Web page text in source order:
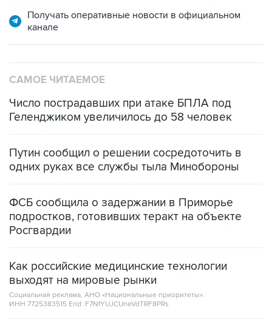
Получать оперативные новости в официальном
канале
САМОЕ ЧИТАЕМОЕ
Число пострадавших при атаке БПЛА под
Геленджиком увеличилось до 58 человек
Путин сообщил о решении сосредоточить в
одних руках все службы тыла Минобороны
ФСБ сообщила о задержании в Приморье
подростков, готовивших теракт на объекте
Росгвардии
Как российские медицинские технологии
выходят на мировые рынки
Социальная реклама, АНО «Национальные приоритеты».
ИНН 7725383515 Erid: F7NfYUJCUneVdTRF8PRs